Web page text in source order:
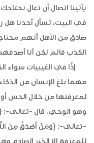
يأتينا اتصال أن تعال
في البيت، تسأل أحدنا هل
صادق من الأهل أنهم
الكذب قائم لكن أنا
إذًا في الغيبيات سواء
مهما بلغ الإنسان من
لمعرفتها من خلال الحس أو
وهو الوحي، قال -تعالى-:
-تعالى-: {وَمَنْ أَصْدَقُ مِنَ
للمعرفة إلا الخبر الصادق